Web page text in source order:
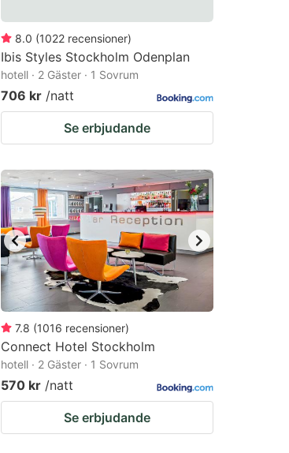
8.0 (1022 recensioner)
Ibis Styles Stockholm Odenplan
hotell · 2 Gäster · 1 Sovrum
706 kr /natt
Se erbjudande
7.8 (1016 recensioner)
Connect Hotel Stockholm
hotell · 2 Gäster · 1 Sovrum
570 kr /natt
Se erbjudande